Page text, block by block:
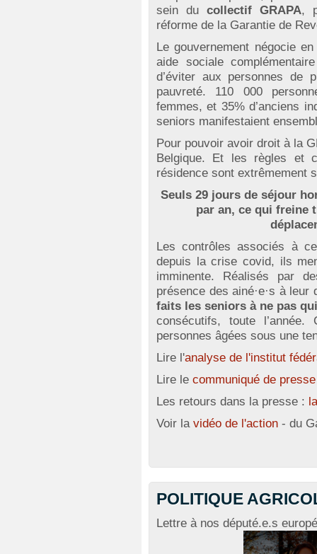
sein ducollectif GRAPA,
réforme de la Garantie de
Le gouvernement négocie
aide sociale
d’éviter aux personnes de
pauvreté. 110 000
femmes, et 35% d’anciens
seniors manifestaient
Pour pouvoir avoir droit à la
Belgique. Et les règles et
résidence sont extrêmement
Seuls 29 jours de séjour
par an, ce qui freine
Les contrôles associés à
depuis la crise covid, ils
imminente. Réalisés par
présence des ainé·e·s à
faits les seniors à ne pas
consécutifs, toute
personnes âgées sous une
Lire l'analyse de l'institut
Lire le communiqué de presse
Les retours dans la presse :
Voir lavidéo de l'action - du
POLITIQUE
Lettre à nos député.e.s